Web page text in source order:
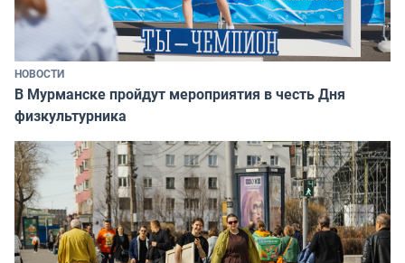
НОВОСТИ
В Мурманске пройдут мероприятия в честь Дня
физкультурника